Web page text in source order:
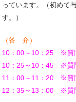
っています。（初めて
す。）
（答 弁）
10：00～10：25 ※質
10：25～10：45 ※質
11：00～11：20 ※質
12：35～13：00 ※質